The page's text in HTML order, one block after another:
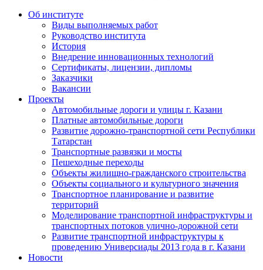
Об институте
Виды выполняемых работ
Руководство института
История
Внедрение инновационных технологий
Сертификаты, лицензии, дипломы
Заказчики
Вакансии
Проекты
Автомобильные дороги и улицы г. Казани
Платные автомобильные дороги
Развитие дорожно-транспортной сети Республики
Татарстан
Транспортные развязки и мосты
Пешеходные переходы
Объекты жилищно-гражданского строительства
Объекты социального и культурного значения
Транспортное планирование и развитие
территорий
Моделирование транспортной инфраструктуры и
транспортных потоков улично-дорожной сети
Развитие транспортной инфраструктуры к
проведению Универсиады 2013 года в г. Казани
Новости